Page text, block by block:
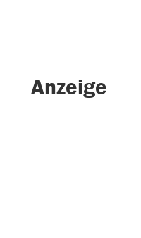
Anzeige